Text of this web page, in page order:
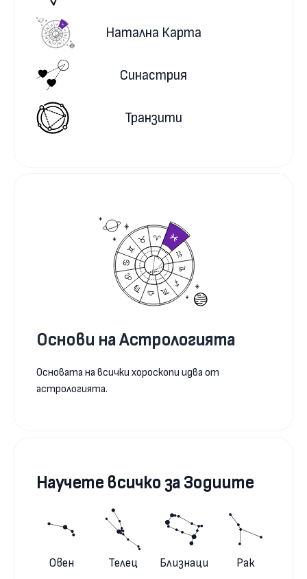
Натална Карта
Синастрия
Транзити
Основи на Астрологията
Основата на всички хороскопи идва от
астрологията.
Научете всичко за Зодиите
Овен Телец Близнаци Рак